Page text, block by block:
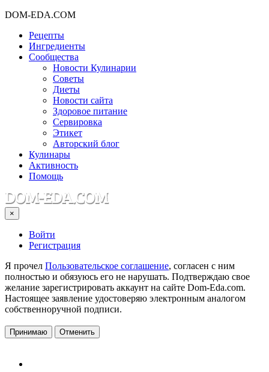
DOM-EDA.COM
Рецепты
Ингредиенты
Сообщества
Новости Кулинарии
Советы
Диеты
Новости сайта
Здоровое питание
Сервировка
Этикет
Авторский блог
Кулинары
Активность
Помощь
×
Войти
Регистрация
Я прочел Пользовательское соглашение, согласен с ним
полностью и обязуюсь его не нарушать. Подтверждаю свое
желание зарегистрировать аккаунт на сайте Dom-Eda.com.
Настоящее заявление удостоверяю электронным аналогом
собственноручной подписи.
Принимаю Отменить